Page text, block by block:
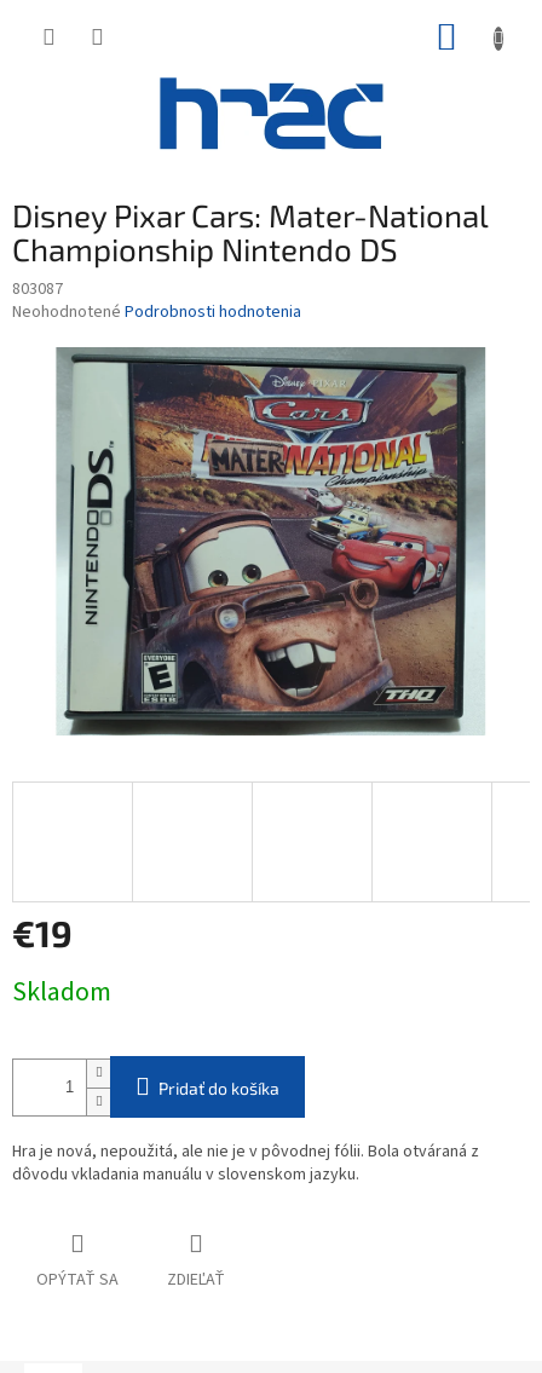
Disney Pixar Cars: Mater-National
Championship Nintendo DS
803087
Priemerné
produktu
hviezdičiek.
Neohodnotené Podrobnosti hodnotenia
€19
cena:
Skladom
Pridať do košíka
Hra je nová, nepoužitá, ale nie je v pôvodnej fólii. Bola otváraná z
dôvodu vkladania manuálu v slovenskom jazyku.
OPÝTAŤ SA ZDIEĽAŤ